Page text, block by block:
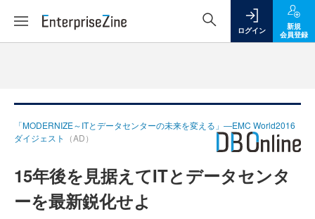
ログイン
新規
会員登録
「MODERNIZE～ITとデータセンターの未来を変える」―EMC World2016
ダイジェスト
（AD）
15年後を見据えてITとデータセンタ
ーを最新鋭化せよ